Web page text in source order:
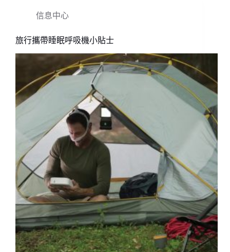
信息中心
旅行攜帶睡眠呼吸機小貼士